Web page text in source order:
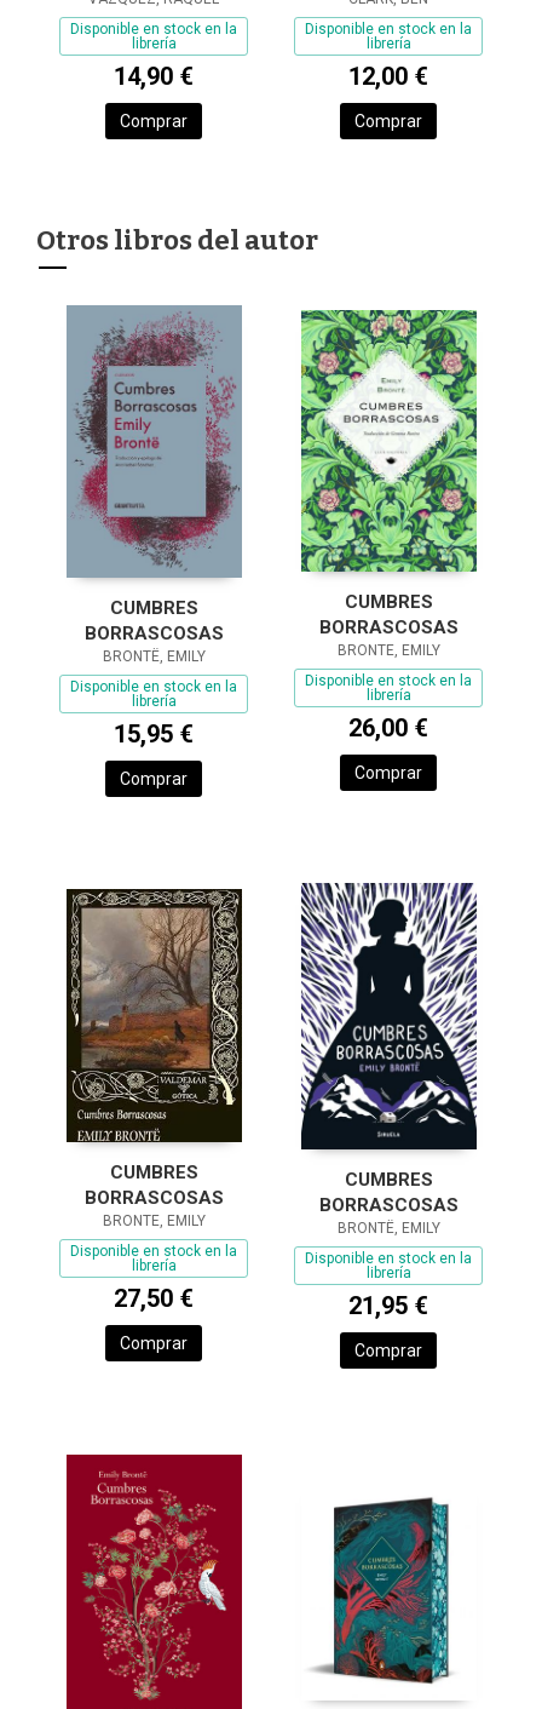
Disponible en stock en la
librería
14,90 €
Comprar
Disponible en stock en la
librería
12,00 €
Comprar
Otros libros del autor
CUMBRES
BORRASCOSAS
BRONTË, EMILY
Disponible en stock en la
librería
15,95 €
Comprar
CUMBRES
BORRASCOSAS
BRONTE, EMILY
Disponible en stock en la
librería
26,00 €
Comprar
CUMBRES
BORRASCOSAS
BRONTE, EMILY
Disponible en stock en la
librería
27,50 €
Comprar
CUMBRES
BORRASCOSAS
BRONTË, EMILY
Disponible en stock en la
librería
21,95 €
Comprar